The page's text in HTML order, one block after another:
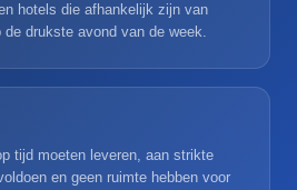
hotels die afhankelijk zijn van
de drukste avond van de week.
tijd moeten leveren, aan strikte
en geen ruimte hebben voor